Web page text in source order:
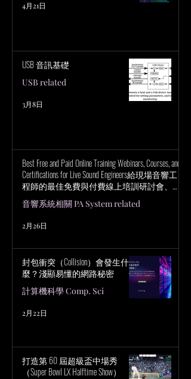
4月21日
USB 音訊基礎
USB related
3月8日
Best Free and Paid Online Training Webinars, Courses, and
Certifications for Live Sound Engineers給現場音響工
程師的最佳免費與付費線上培訓研討會、課
程與認證
音響系統相關 PA System related
2月26日
封包衝突（Collision）會發生什
麼？淺顯易懂的網路秘密
計算機科學 Comp. Sci
2月22日
打造第 60 屆超級盃中場秀
（Super Bowl LX Halftime Show）